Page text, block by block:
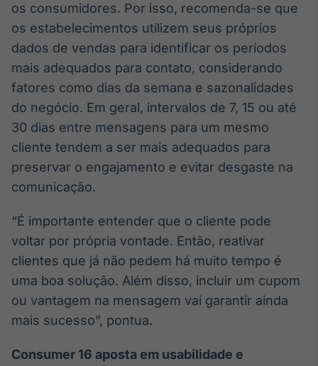
os consumidores. Por isso, recomenda-se que
os estabelecimentos utilizem seus próprios
dados de vendas para identificar os períodos
mais adequados para contato, considerando
fatores como dias da semana e sazonalidades
do negócio. Em geral, intervalos de 7, 15 ou até
30 dias entre mensagens para um mesmo
cliente tendem a ser mais adequados para
preservar o engajamento e evitar desgaste na
comunicação.
“É importante entender que o cliente pode
voltar por própria vontade. Então, reativar
clientes que já não pedem há muito tempo é
uma boa solução. Além disso, incluir um cupom
ou vantagem na mensagem vai garantir ainda
mais sucesso”, pontua.
Consumer 16 aposta em usabilidade e